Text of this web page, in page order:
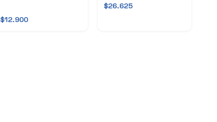
$12.900
$26.625